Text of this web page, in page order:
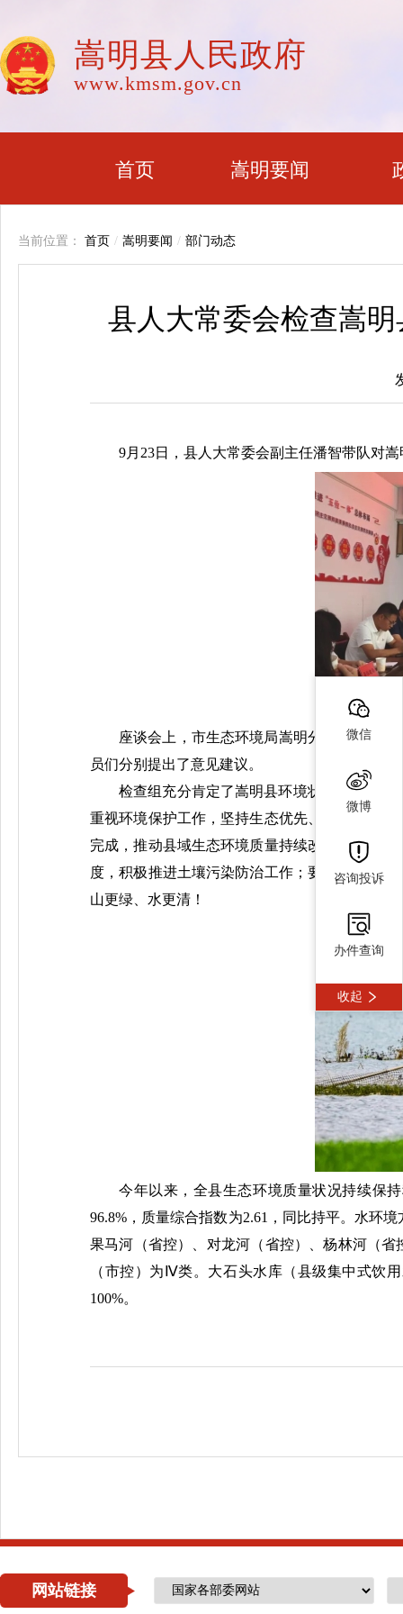
嵩明县人民政府
www.kmsm.gov.cn
首页 嵩明要闻
当前位置： 首页 / 嵩明要闻 / 部门动态
县人大常委会检查嵩
9月23日，县人大常委会副主任潘智带队对
座谈会上，市生态环境局嵩明分局就嵩明
员们分别提出了意见建议。
检查组充分肯定了嵩明县环境状况和环境
重视环境保护工作，坚持生态优先、绿色发展
完成，推动县域生态环境质量持续改善；要统
度，积极推进土壤污染防治工作；要加快推进
山更绿、水更清！
今年以来，全县生态环境质量状况持续保
96.8%，质量综合指数为2.61，同比持平。水环
果马河（省控）、对龙河（省控）、杨林河（
（市控）为Ⅳ类。大石头水库（县级集中式饮
100%。
网站链接
微信
微博
咨询投诉
办件查询
收起